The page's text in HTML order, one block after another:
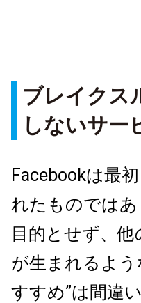
ブレイクス
しないサー
Facebookは最
れたものでは
目的とせず、
が生まれるよ
すすめ”は間違